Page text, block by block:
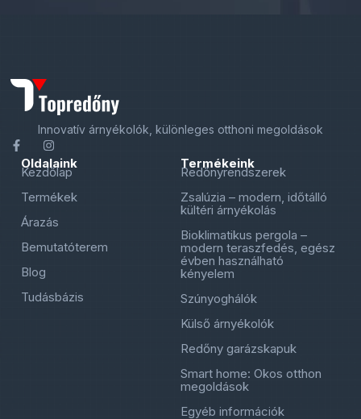
Innovatív árnyékolók, különleges otthoni megoldások
Oldalaink
Kezdőlap
Termékek
Árazás
Bemutatóterem
Blog
Tudásbázis
Termékeink
Redőnyrendszerek
Zsalúzia – modern, időtálló
kültéri árnyékolás
Bioklimatikus pergola –
modern teraszfedés, egész
évben használható
kényelem
Szúnyoghálók
Külső árnyékolók
Redőny garázskapuk
Smart home: Okos otthon
megoldások
Egyéb információk